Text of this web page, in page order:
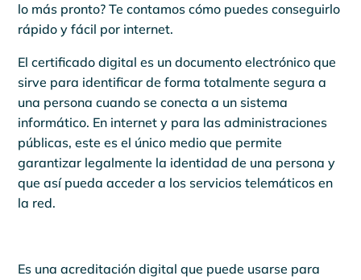
lo más pronto? Te contamos cómo puedes conseguirlo
rápido y fácil por internet.
El certificado digital es un documento electrónico que
sirve para identificar de forma totalmente segura a
una persona cuando se conecta a un sistema
informático. En internet y para las administraciones
públicas, este es el único medio que permite
garantizar legalmente la identidad de una persona y
que así pueda acceder a los servicios telemáticos en
la red.
Es una acreditación digital que puede usarse para